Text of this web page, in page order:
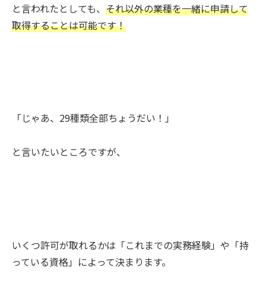
と言われたとしても、 それ以外の業種を一緒に申請して
取得することは可能です！
「じゃあ、29種類全部ちょうだい！」
と言いたいところですが、
いくつ許可が取れるかは「これまでの実務経験」や「持
っている資格」によって決まります。